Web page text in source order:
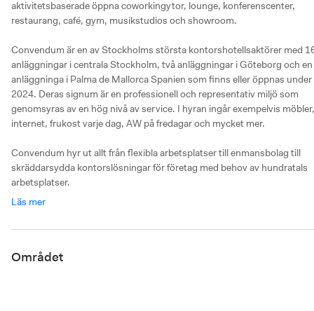
aktivitetsbaserade öppna coworkingytor, lounge, konferenscenter,
restaurang, café, gym, musikstudios och showroom.
Convendum är en av Stockholms största kontorshotellsaktörer med
anläggningar i centrala Stockholm, två anläggningar i Göteborg och en
anläggninga i Palma de Mallorca Spanien som finns eller öppnas under
2024. Deras signum är en professionell och representativ miljö som
genomsyras av en hög nivå av service. I hyran ingår exempelvis möbler,
internet, frukost varje dag, AW på fredagar och mycket mer.
Convendum hyr ut allt från flexibla arbetsplatser till enmansbolag till
skräddarsydda kontorslösningar för företag med behov av hundratals
arbetsplatser.
Läs mer
Området